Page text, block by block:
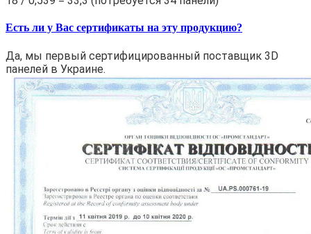
Есть ли у Вас сертификаты на эту продукцию?
Да, мы первый сертифицированный поставщик 3D
панелей в Украине.